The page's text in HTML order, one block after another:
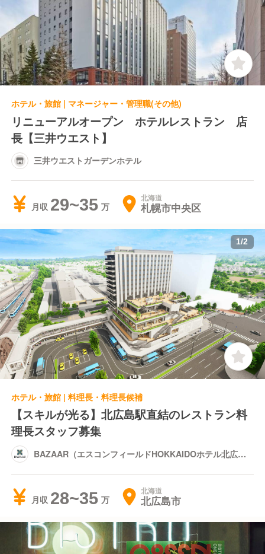
ホテル・旅館 | マネージャー・管理職(その他)
リニューアルオープン ホテルレストラン 店
長【三井ウエスト】
三井ウエストガーデンホテル
月収 29~35 北海道
札幌市中央区
1/2
ホテル・旅館 | 料理長・料理長候補
【スキルが光る】北広島駅直結のレストラン料
理長スタッフ募集
BAZAAR（エスコンフィールドHOKKAIDOホテル北広島
月収 28~35 北海道
北広島市